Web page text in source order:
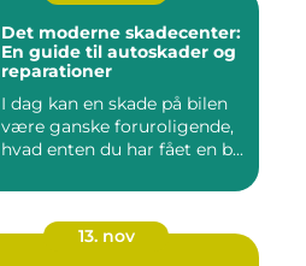
Det moderne skadecenter:
En guide til autoskader og
reparationer
I dag kan en skade på bilen
være ganske foruroligende,
hvad enten du har fået en b...
13. nov